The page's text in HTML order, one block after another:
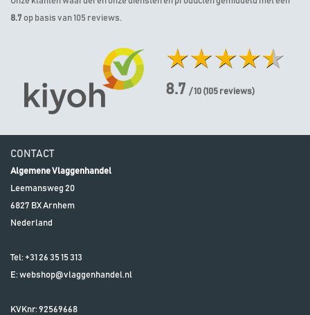
8.7 op basis van 105 reviews.
8.7 / 10 (105 reviews)
CONTACT
Algemene Vlaggenhandel
Leemansweg 20
6827 BXArnhem
Nederland
Tel: +31 26 35 15 313
E:webshop@vlaggenhandel.nl
KVKnr: 92569668